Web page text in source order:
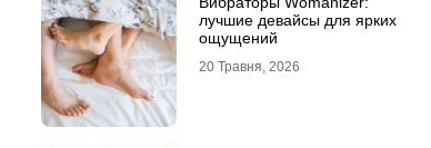
лучшие девайсы для ярких
ощущений
20 Травня, 2026